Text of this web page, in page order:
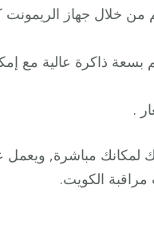
من خلال جهاز
ذاكرة عالية مع
.
الكويت, وسيصلك لمكانك مباشرة,
الكويت.